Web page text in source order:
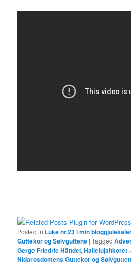
Posted in Luke nr.23 i min
Guttekor og Sølvguttene |Tagged
Gerge Friedric Händel,Hallelujahkoret,
Nidarosdomens Guttekor og